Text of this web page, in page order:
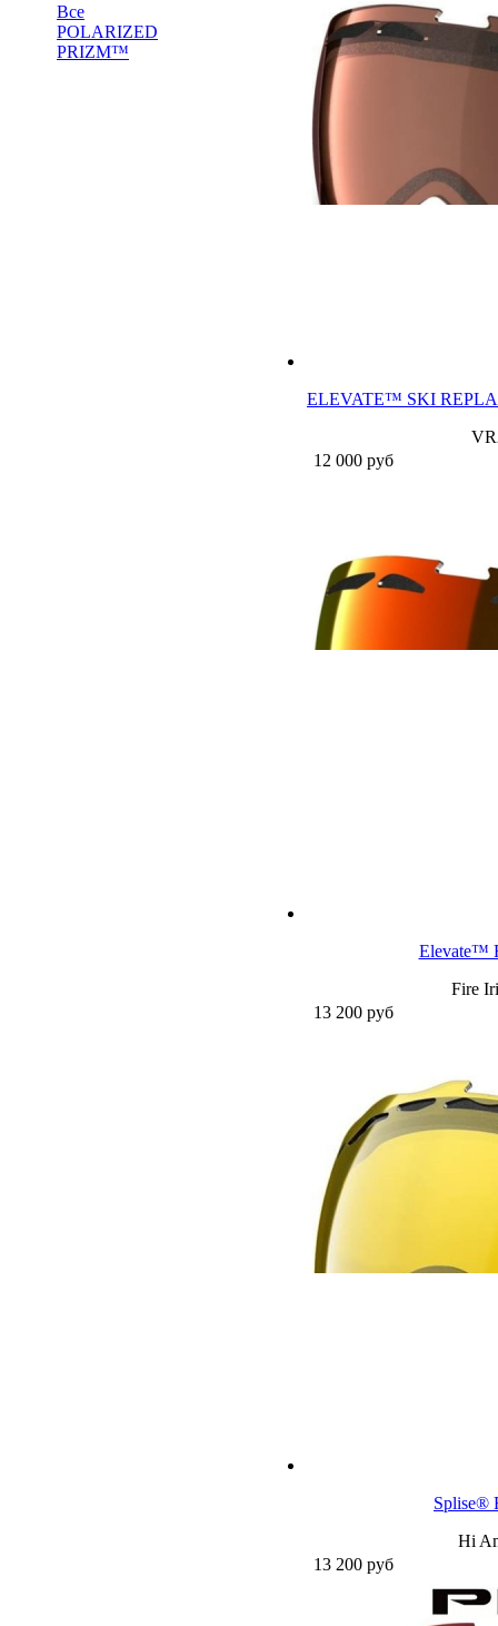
Все
POLARIZED
PRIZM™
ELEVATE™ SKI
12 000 руб
Elevate™
Fire
13 200 руб
Splise®
Hi
13 200 руб